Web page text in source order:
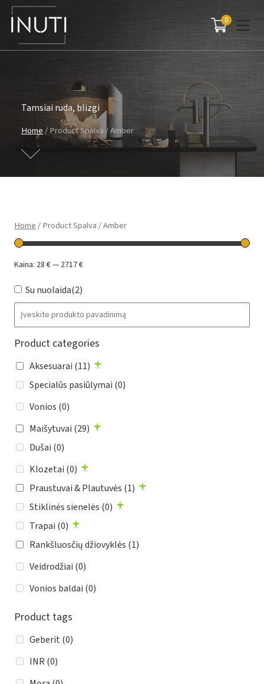
Main Navigation
0
Tamsiai ruda, blizgi
Home/ Product Spalva / Amber
Home/ Product Spalva / Amber
Kaina: 28 €— 2717 €
Su nuolaida(2)
Product categories
Aksesuarai (11)
Specialūs pasiūlymai (0)
Vonios (0)
Maišytuvai (29)
Dušai (0)
Klozetai (0)
Praustuvai & Plautuvės (1)
Stiklinės sienelės (0)
Trapai (0)
Rankšluosčių džiovyklės (1)
Veidrodžiai (0)
Vonios baldai (0)
Product tags
Geberit (0)
INR(0)